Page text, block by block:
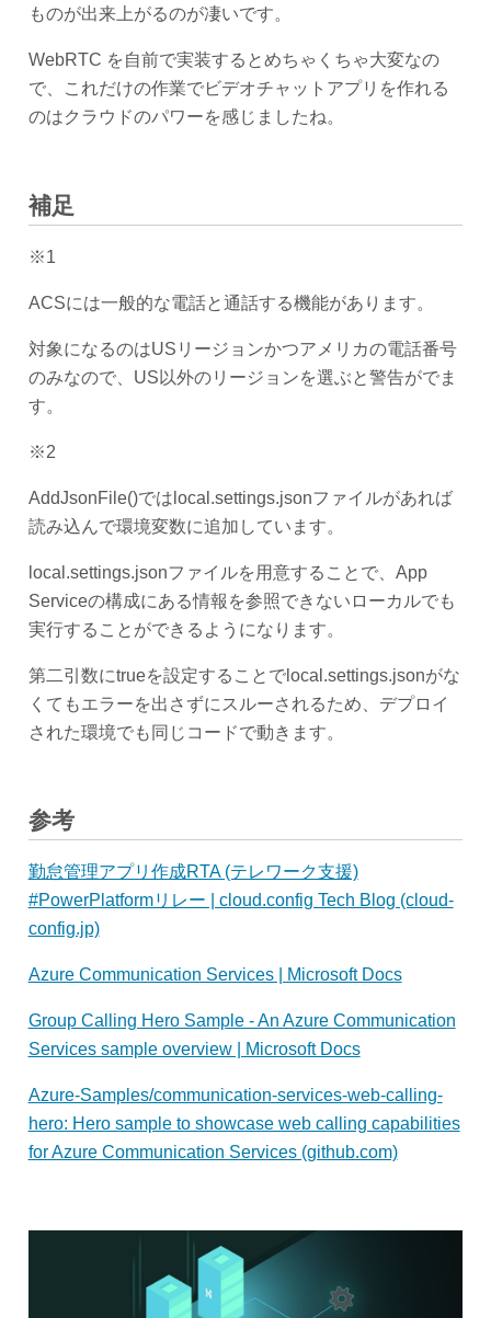
ものが出来上がるのが凄いです。
WebRTC を自前で実装するとめちゃくちゃ大変なの
で、これだけの作業でビデオチャットアプリを作れる
のはクラウドのパワーを感じましたね。
補足
※1
ACSには一般的な電話と通話する機能があります。
対象になるのはUSリージョンかつアメリカの電話番号
のみなので、US以外のリージョンを選ぶと警告がでま
す。
※2
AddJsonFile()ではlocal.settings.jsonファイルがあれば
読み込んで環境変数に追加しています。
local.settings.jsonファイルを用意することで、App
Serviceの構成にある情報を参照できないローカルでも
実行することができるようになります。
第二引数にtrueを設定することでlocal.settings.jsonがな
くてもエラーを出さずにスルーされるため、デプロイ
された環境でも同じコードで動きます。
参考
勤怠管理アプリ作成RTA (テレワーク支援)
#PowerPlatformリレー | cloud.config Tech Blog (cloud-
config.jp)
Azure Communication Services | Microsoft Docs
Group Calling Hero Sample - An Azure Communication
Services sample overview | Microsoft Docs
Azure-Samples/communication-services-web-calling-
hero: Hero sample to showcase web calling capabilities
for Azure Communication Services (github.com)